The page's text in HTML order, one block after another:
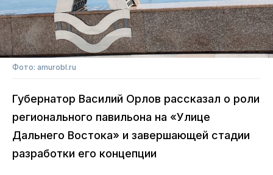
Фото: amurobl.ru
Губернатор Василий Орлов рассказал о роли
регионального павильона на «Улице
Дальнего Востока» и завершающей стадии
разработки его концепции